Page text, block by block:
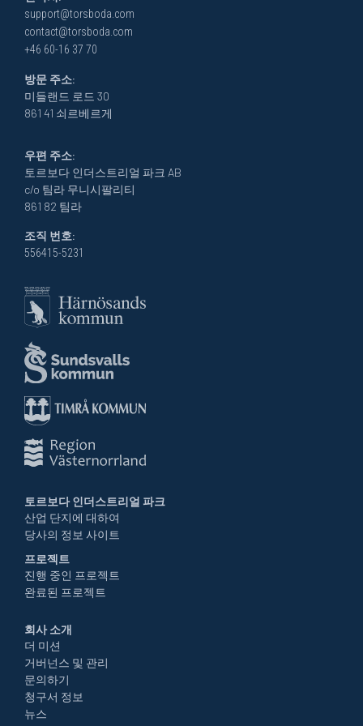
support@torsboda.com
contact@torsboda.com
+46 60-16 37 70
방문 주소:
미들랜드 로드 30
861 41 쇠르베르게
우편 주소:
토르보다 인더스트리얼 파크 AB
c/o 팀라 무니시팔리티
861 82 팀라
조직 번호:
556415-5231
토르보다 인더스트리얼 파크
산업 단지에 대하여
당사의 정보 사이트
프로젝트
진행 중인 프로젝트
완료된 프로젝트
회사 소개
더 미션
거버넌스 및 관리
문의하기
청구서 정보
뉴스